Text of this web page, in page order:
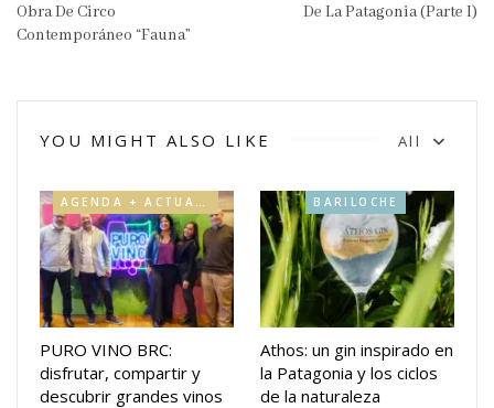
Obra De Circo
Contemporáneo “Fauna”
De La Patagonia (Parte I)
All
YOU MIGHT ALSO LIKE
AGENDA + ACTUALIDAD
PURO VINO BRC:
disfrutar, compartir y
descubrir grandes vinos
BARILOCHE
Athos: un gin inspirado en
la Patagonia y los ciclos
de la naturaleza